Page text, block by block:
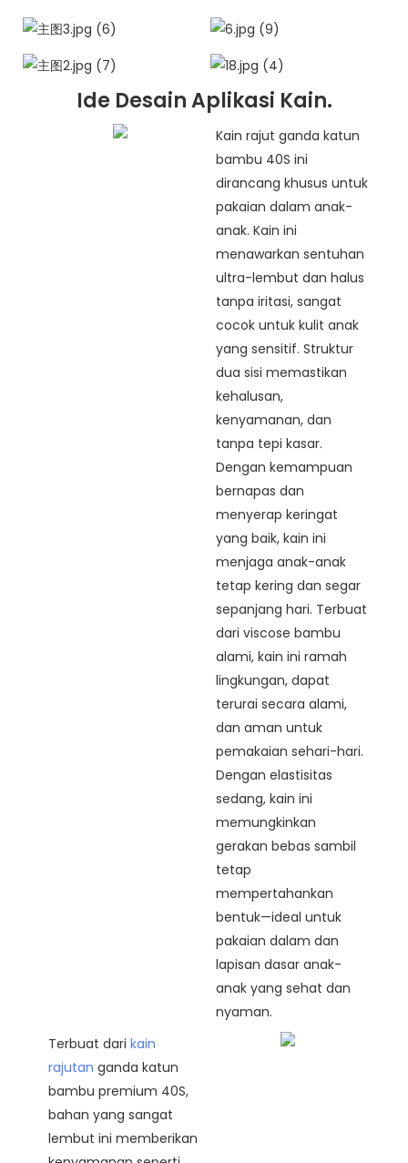
Ide Desain Aplikasi Kain.
Kain rajut ganda katun
bambu 40S ini
dirancang khusus untuk
pakaian dalam anak-
anak. Kain ini
menawarkan sentuhan
ultra-lembut dan halus
tanpa iritasi, sangat
cocok untuk kulit anak
yang sensitif. Struktur
dua sisi memastikan
kehalusan,
kenyamanan, dan
tanpa tepi kasar.
Dengan kemampuan
bernapas dan
menyerap keringat
yang baik, kain ini
menjaga anak-anak
tetap kering dan segar
sepanjang hari. Terbuat
dari viscose bambu
alami, kain ini ramah
lingkungan, dapat
terurai secara alami,
dan aman untuk
pemakaian sehari-hari.
Dengan elastisitas
sedang, kain ini
memungkinkan
gerakan bebas sambil
tetap
mempertahankan
bentuk—ideal untuk
pakaian dalam dan
lapisan dasar anak-
anak yang sehat dan
nyaman.
Terbuat darikain
rajutan ganda katun
bambu premium 40S,
bahan yang sangat
lembut ini memberikan